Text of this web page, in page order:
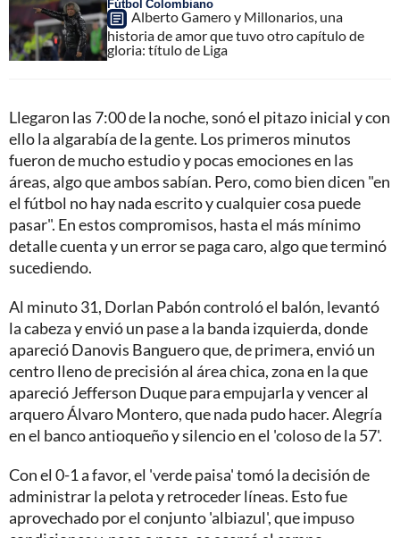
Fútbol Colombiano
Alberto Gamero y Millonarios, una
historia de amor que tuvo otro capítulo de
gloria: título de Liga
Llegaron las 7:00 de la noche, sonó el pitazo inicial y con
ello la algarabía de la gente. Los primeros minutos
fueron de mucho estudio y pocas emociones en las
áreas, algo que ambos sabían. Pero, como bien dicen "en
el fútbol no hay nada escrito y cualquier cosa puede
pasar". En estos compromisos, hasta el más mínimo
detalle cuenta y un error se paga caro, algo que terminó
sucediendo.
Al minuto 31, Dorlan Pabón controló el balón, levantó
la cabeza y envió un pase a la banda izquierda, donde
apareció Danovis Banguero que, de primera, envió un
centro lleno de precisión al área chica, zona en la que
apareció Jefferson Duque para empujarla y vencer al
arquero Álvaro Montero, que nada pudo hacer. Alegría
en el banco antioqueño y silencio en el 'coloso de la 57'.
Con el 0-1 a favor, el 'verde paisa' tomó la decisión de
administrar la pelota y retroceder líneas. Esto fue
aprovechado por el conjunto 'albiazul', que impuso